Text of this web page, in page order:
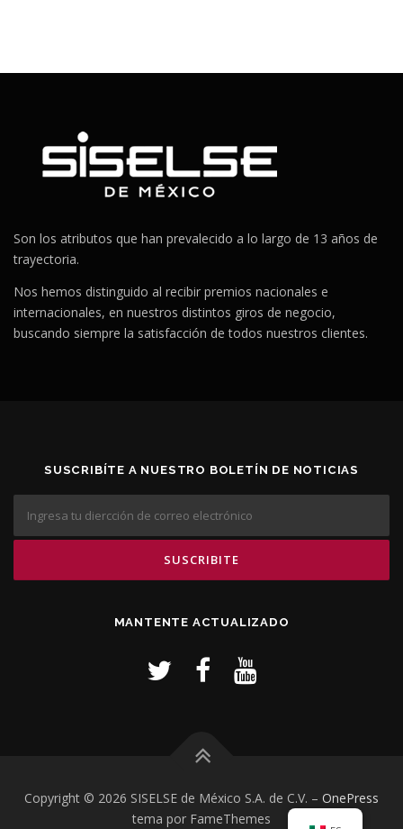
Son los atributos que han prevalecido a lo largo de 13 años de
trayectoria.
Nos hemos distinguido al recibir premios nacionales e
internacionales, en nuestros distintos giros de negocio,
buscando siempre la satisfacción de todos nuestros clientes.
SUSCRIBÍTE A NUESTRO BOLETÍN DE NOTICIAS
MANTENTE ACTUALIZADO
Copyright © 2026 SISELSE de México S.A. de C.V. – OnePress
tema por FameThemes